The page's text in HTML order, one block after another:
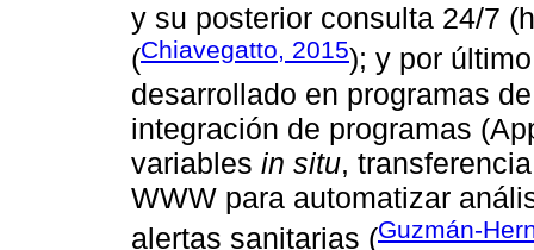
y su posterior consulta 24/7
(Chiavegatto, 2015); y por
desarrollado en programas
integración de programas
variables in situ,
WWW para automatizar
alertas sanitarias (Guzmán-